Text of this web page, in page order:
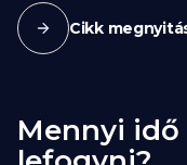
Cikk
Mennyi